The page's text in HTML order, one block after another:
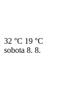
32 °C 19 °C
sobota 8. 8.